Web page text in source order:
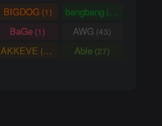
BIGDOG(1) bangbang (22)
BaGe (1) AWG (43)
AKKEVE (114) Able (27)